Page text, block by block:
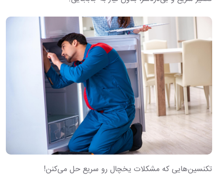
تکنسین‌هایی که مشکلات یخچال رو سریع حل می‌کنن!